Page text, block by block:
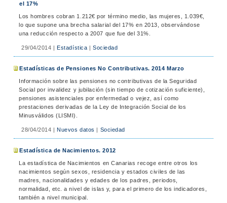
el 17%
Los hombres cobran 1.212€ por término medio, las mujeres, 1.039€,
lo que supone una brecha salarial del 17% en 2013, observándose
una reducción respecto a 2007 que fue del 31%.
29/04/2014 |Estadística | Sociedad
Estadísticas de Pensiones No Contributivas. 2014 Marzo
Información sobre las pensiones no contributivas de la Seguridad
Social por invalidez y jubilación (sin tiempo de cotización suficiente),
pensiones asistenciales por enfermedad o vejez, así como
prestaciones derivadas de la Ley de Integración Social de los
Minusválidos (LISMI).
28/04/2014 |Nuevos datos | Sociedad
Estadística de Nacimientos. 2012
La estadística de Nacimientos en Canarias recoge entre otros los
nacimientos según sexos, residencia y estados civiles de las
madres, nacionalidades y edades de los padres, periodos,
normalidad, etc. a nivel de islas y, para el primero de los indicadores,
también a nivel municipal.